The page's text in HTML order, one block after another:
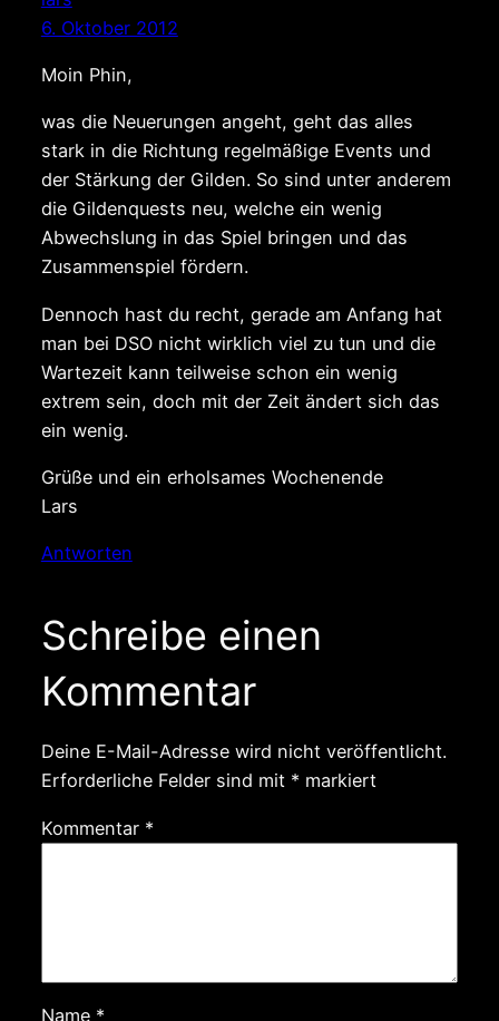
6. Oktober 2012
Moin Phin,
was die Neuerungen angeht, geht das alles
stark in die Richtung regelmäßige Events und
der Stärkung der Gilden. So sind unter anderem
die Gildenquests neu, welche ein wenig
Abwechslung in das Spiel bringen und das
Zusammenspiel fördern.
Dennoch hast du recht, gerade am Anfang hat
man bei DSO nicht wirklich viel zu tun und die
Wartezeit kann teilweise schon ein wenig
extrem sein, doch mit der Zeit ändert sich das
ein wenig.
Grüße und ein erholsames Wochenende
Lars
Antworten
Schreibe einen
Kommentar
Deine E-Mail-Adresse wird nicht veröffentlicht.
Erforderliche Felder sind mit * markiert
Kommentar *
Name *